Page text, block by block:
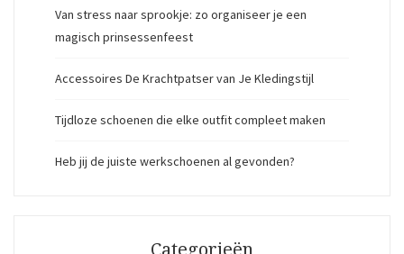
Van stress naar sprookje: zo organiseer je een
magisch prinsessenfeest
Accessoires De Krachtpatser van Je Kledingstijl
Tijdloze schoenen die elke outfit compleet maken
Heb jij de juiste werkschoenen al gevonden?